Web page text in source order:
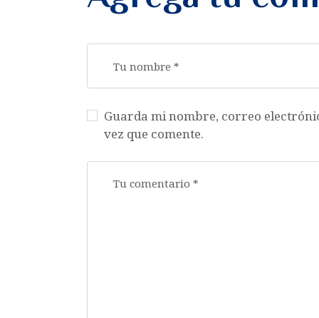
Guarda mi nombre, correo
vez que comente.